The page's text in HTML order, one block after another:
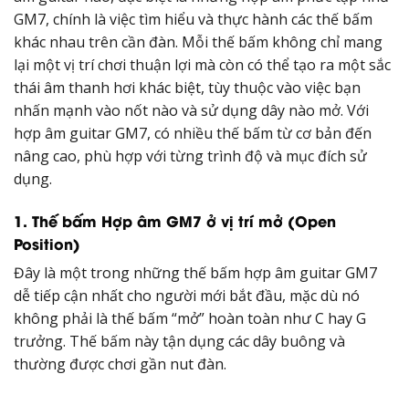
GM7, chính là việc tìm hiểu và thực hành các thế bấm
khác nhau trên cần đàn. Mỗi thế bấm không chỉ mang
lại một vị trí chơi thuận lợi mà còn có thể tạo ra một sắc
thái âm thanh hơi khác biệt, tùy thuộc vào việc bạn
nhấn mạnh vào nốt nào và sử dụng dây nào mở. Với
hợp âm guitar GM7, có nhiều thế bấm từ cơ bản đến
nâng cao, phù hợp với từng trình độ và mục đích sử
dụng.
1. Thế bấm Hợp âm GM7 ở vị trí mở (Open
Position)
Đây là một trong những thế bấm hợp âm guitar GM7
dễ tiếp cận nhất cho người mới bắt đầu, mặc dù nó
không phải là thế bấm “mở” hoàn toàn như C hay G
trưởng. Thế bấm này tận dụng các dây buông và
thường được chơi gần nut đàn.